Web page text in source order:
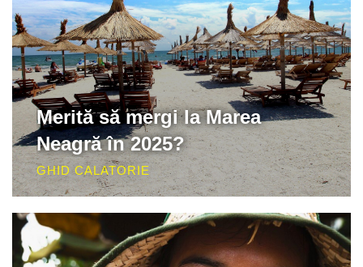
Merită să mergi la Marea
Neagră în 2025?
GHID CALATORIE